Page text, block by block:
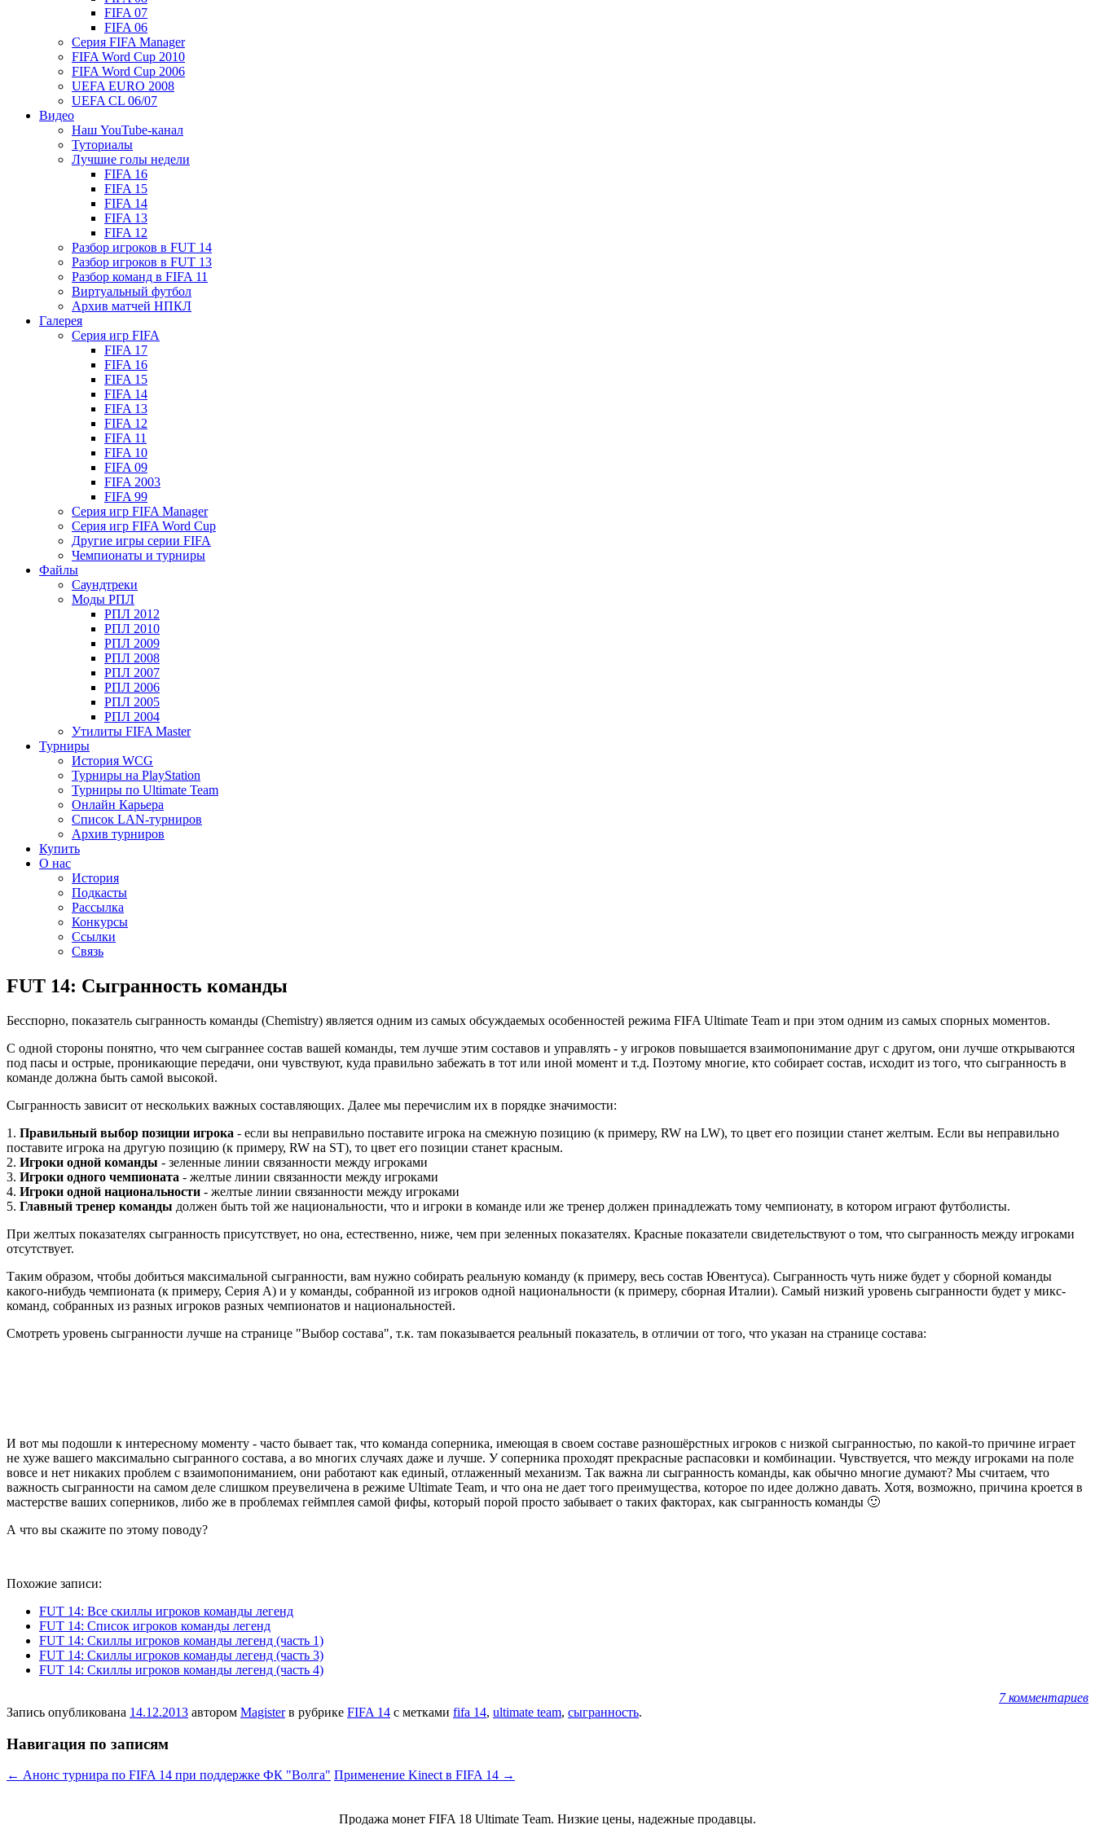
FIFA 07
FIFA 06
Серия FIFA Manager
FIFA Word Cup 2010
FIFA Word Cup 2006
UEFA EURO 2008
UEFA CL 06/07
Видео
Наш YouTube-канал
Туториалы
Лучшие голы недели
FIFA 16
FIFA 15
FIFA 14
FIFA 13
FIFA 12
Разбор игроков в FUT 14
Разбор игроков в FUT 13
Разбор команд в FIFA 11
Виртуальный футбол
Архив матчей НПКЛ
Галерея
Серия игр FIFA
FIFA 17
FIFA 16
FIFA 15
FIFA 14
FIFA 13
FIFA 12
FIFA 11
FIFA 10
FIFA 09
FIFA 2003
FIFA 99
Серия игр FIFA Manager
Серия игр FIFA Word Cup
Другие игры серии FIFA
Чемпионаты и турниры
Файлы
Саундтреки
Моды РПЛ
РПЛ 2012
РПЛ 2010
РПЛ 2009
РПЛ 2008
РПЛ 2007
РПЛ 2006
РПЛ 2005
РПЛ 2004
Утилиты FIFA Master
Турниры
История WCG
Турниры на PlayStation
Турниры по Ultimate Team
Онлайн Карьера
Список LAN-турниров
Архив турниров
Купить
О нас
История
Подкасты
Рассылка
Конкурсы
Ссылки
Связь
FUT 14: Сыгранность команды
Бесспорно, показатель сыгранность команды (Chemistry) является одним из самых обсуждаемых особенностей режима FIFA Ultimate Team и при этом одним из самых спорных моментов.
С одной стороны понятно, что чем сыграннее состав вашей команды, тем лучше этим составов и управлять - у игроков повышается взаимопонимание друг с другом, они лучше открываются
под пасы и острые, проникающие передачи, они чувствуют, куда правильно забежать в тот или иной момент и т.д. Поэтому многие, кто собирает состав, исходит из того, что сыгранность в
команде должна быть самой высокой.
Сыгранность зависит от нескольких важных составляющих. Далее мы перечислим их в порядке значимости:
1. Правильный выбор позиции игрока - если вы неправильно поставите игрока на смежную позицию (к примеру, RW на LW), то цвет его позиции станет желтым. Если вы неправильно
поставите игрока на другую позицию (к примеру, RW на ST), то цвет его позиции станет красным.
2. Игроки одной команды - зеленные линии связанности между игроками
3. Игроки одного чемпионата - желтые линии связанности между игроками
4. Игроки одной национальности - желтые линии связанности между игроками
5. Главный тренер команды должен быть той же национальности, что и игроки в команде или же тренер должен принадлежать тому чемпионату, в котором играют футболисты.
При желтых показателях сыгранность присутствует, но она, естественно, ниже, чем при зеленных показателях. Красные показатели свидетельствуют о том, что сыгранность между игроками
отсутствует.
Таким образом, чтобы добиться максимальной сыгранности, вам нужно собирать реальную команду (к примеру, весь состав Ювентуса). Сыгранность чуть ниже будет у сборной команды
какого-нибудь чемпионата (к примеру, Серия А) и у команды, собранной из игроков одной национальности (к примеру, сборная Италии). Самый низкий уровень сыгранности будет у микс-
команд, собранных из разных игроков разных чемпионатов и национальностей.
Смотреть уровень сыгранности лучше на странице "Выбор состава", т.к. там показывается реальный показатель, в отличии от того, что указан на странице состава:
И вот мы подошли к интересному моменту - часто бывает так, что команда соперника, имеющая в своем составе разношёрстных игроков с низкой сыгранностью, по какой-то причине играет
не хуже вашего максимально сыгранного состава, а во многих случаях даже и лучше. У соперника проходят прекрасные распасовки и комбинации. Чувствуется, что между игроками на поле
вовсе и нет никаких проблем с взаимопониманием, они работают как единый, отлаженный механизм. Так важна ли сыгранность команды, как обычно многие думают? Мы считаем, что
важность сыгранности на самом деле слишком преувеличена в режиме Ultimate Team, и что она не дает того преимущества, которое по идее должно давать. Хотя, возможно, причина кроется в
мастерстве ваших соперников, либо же в проблемах геймплея самой фифы, который порой просто забывает о таких факторах, как сыгранность команды 🙂
А что вы скажите по этому поводу?
Похожие записи:
FUT 14: Все скиллы игроков команды легенд
FUT 14: Список игроков команды легенд
FUT 14: Скиллы игроков команды легенд (часть 1)
FUT 14: Скиллы игроков команды легенд (часть 3)
FUT 14: Скиллы игроков команды легенд (часть 4)
7 комментариев
Запись опубликована 14.12.2013 автором Magisterв рубрике FIFA 14 с метками fifa 14, ultimate team, сыгранность.
Навигация по записям
← Анонс турнира по FIFA 14 при поддержке ФК "Волга" Применение Kinect в FIFA 14 →
Продажа монет FIFA 18 Ultimate Team. Низкие цены, надежные продавцы.